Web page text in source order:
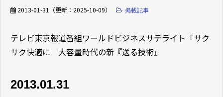
事例
お役立ち資料
ファイル転送 （FAQ）
2013-01-31 （更新： 2025-10-09） 掲載記事
テレビ東京報道番組ワールドビジネスサテライト「サク
サク快適に 大容量時代の新『送る技術』
2013.01.31